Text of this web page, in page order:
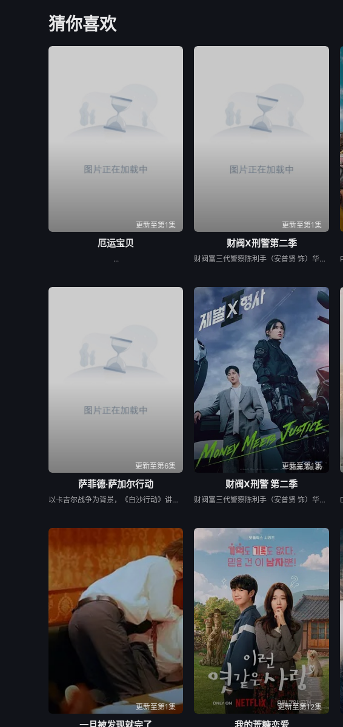
猜你喜欢
更新至第1集
厄运宝贝
...
更新至第1集
财阀X刑警第二季
财阀富三代警察陈利手（安普贤 饰）华丽回归，完美蜕变为成熟专业的刑警，继续以财力同实力展开查案历险记。新上司朱惠拉（郑恩彩 饰）空降，两个性格不合的拍挡将联手破案。
更新至第6集
萨菲德·萨加尔行动
以卡吉尔战争为背景，《白沙行动》讲述了印度空军&quot;金色箭头&quot;第17中队的故事，他们最初的任务是执行照相侦察任务。但当他们的中队长B.S. 达诺亚的僚机飞行员、中队长阿贾伊·阿胡贾被敌人背信弃义地杀害后，他们的角色发生了转变。达诺亚决定不惜一切代价为他的死复仇。他的中队通过领导对巴基斯坦部队的攻击，在世界上任何空军都未曾飞行过的高度进行轰炸，扭转了战争的局势。同时，这也是关于这些战斗机飞行员如何在身体上、精神上和社会层面上进行转变，以付出额外的努力并实现不可能的故事。
更新至第1集
财阀X刑警 第二季
财阀富三代警察陈利手（安普贤 饰）华丽回归，完美蜕变为成熟专业的刑警，继续以财力同实力展开查案历险记。新上司朱惠拉（郑恩彩 饰）空降，两个性格不合的拍挡将联手破案。
更新至第1集
一旦被发现就完了
更新至第12集
我的荒糖恋爱